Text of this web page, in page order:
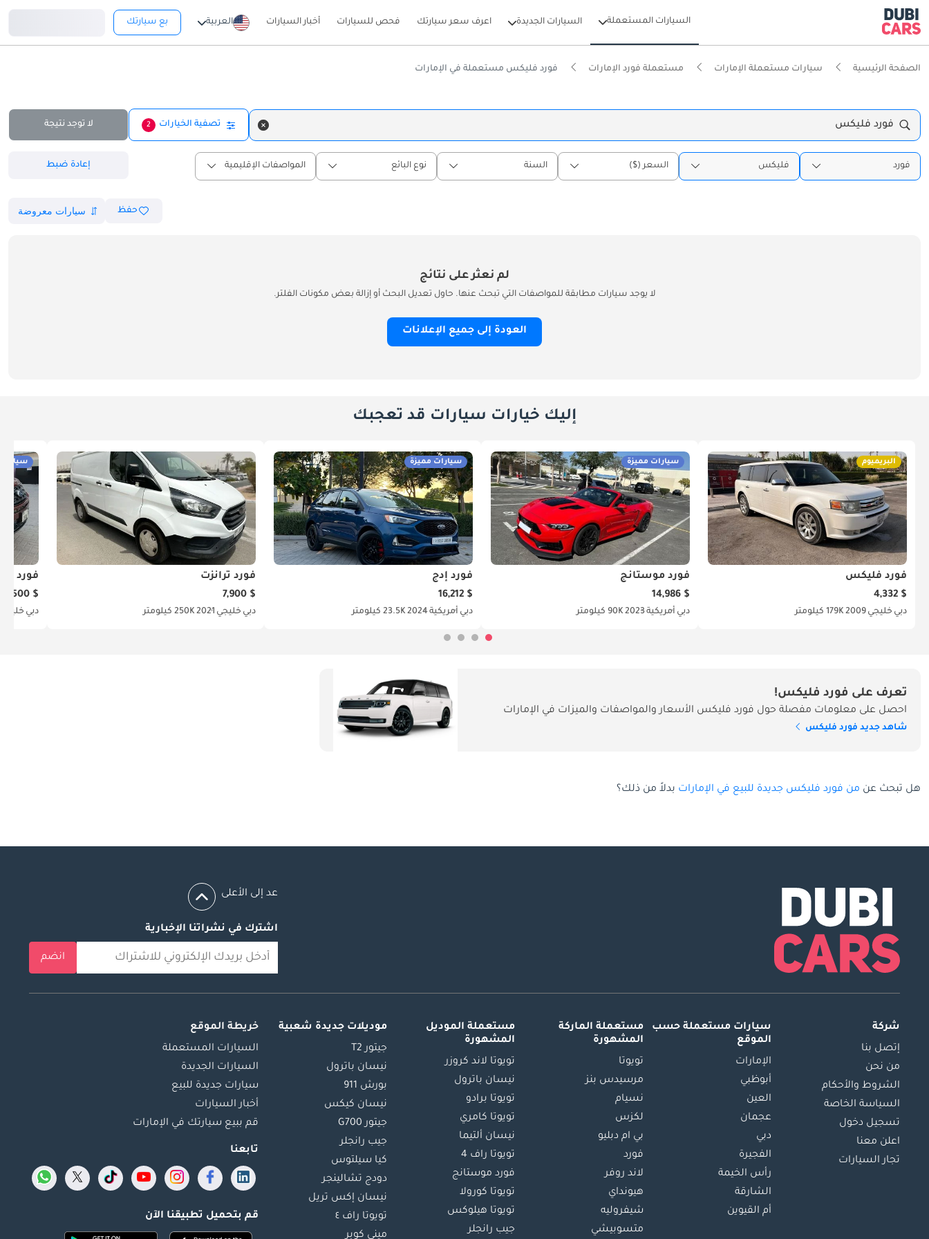
السيارات المستعملة السيارات الجديدة اعرف سعر سيارتك فحص للسيارات أخبار السيارات العربية بع سيارتك
الصفحة الرئيسية سيارات مستعملة الإمارات مستعملة فورد الإمارات فورد فليكس مستعملة في الإمارات
فورد فليكس تصفية الخيارات 2 لا توجد نتيجة
فورد فليكس السعر ($) السنة نوع البائع المواصفات الإقليمية إعادة ضبط
حفظ
لم نعثر على نتائج
لا يوجد سيارات مطابقة للمواصفات التي تبحث عنها. حاول تعديل البحث أو إزالة بعض مكونات الفلتر.
العودة إلى جميع الإعلانات
إليك خيارات سيارات قد تعجبك
البريميوم
فورد فليكس
$ 4,332
دبي خليجي 2009179K كيلومتر
سيارات مميزة
فورد موستانج
$ 14,986
دبي أمريكية202390K كيلومتر
سيارات مميزة
فورد إدج
$ 16,212
دبي أمريكية202423.5K كيلومتر
فورد ترانزت
$ 7,900
دبي خليجي 2021250K كيلومتر
فورد
$ 11,500
دبي خليجي
تعرف على فورد فليكس!
احصل على معلومات مفصلة حول فورد فليكس الأسعار والمواصفات والميزات في الإمارات
شاهد جديد فورد فليكس
هل تبحث عن من فورد فليكس جديدة للبيع في الإمارات بدلاً من ذلك؟
عد إلى الأعلى
اشترك في نشراتنا الإخبارية
انضم
شركة
إتصل بنا
من نحن
الشروط والأحكام
السياسة الخاصة
تسجيل دخول
اعلن معنا
تجار السيارات
سيارات مستعملة حسب
الموقع
الإمارات
أبوظبي
العين
عجمان
دبي
الفجيرة
رأس الخيمة
الشارقة
أم القيوين
مستعملة الماركة
المشهورة
تويوتا
مرسيدس بنز
نسيام
لكزس
بي ام دبليو
فورد
لاند روفر
هيونداي
شيفروليه
متسوبيشي
مستعملة الموديل
المشهورة
تويوتا لاند كروزر
نيسان باترول
تويوتا برادو
تويوتا كامري
نيسان ألتيما
تويوتا راف 4
فورد موستانج
تويوتا كورولا
تويوتا هيلوكس
جيب رانجلر
موديلات جديدة شعبية
جيتور T2
نيسان باترول
بورش 911
نيسان كيكس
جيتور G700
جيب رانجلر
كيا سيلتوس
دودج تشالينجر
نيسان إكس تريل
تويوتا راف ٤
ميني كوبر
خريطة الموقع
السيارات المستعملة
السيارات الجديدة
سيارات جديدة للبيع
أخبار السيارات
قم ببيع سيارتك في الإمارات
تابعنا
قم بتحميل تطبيقنا الآن